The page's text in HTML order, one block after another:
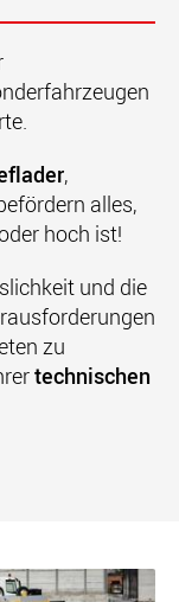
,
alles,
hoch ist!
und die
zu
technischen